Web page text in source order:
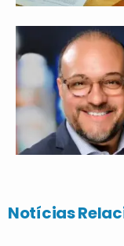
Notícias